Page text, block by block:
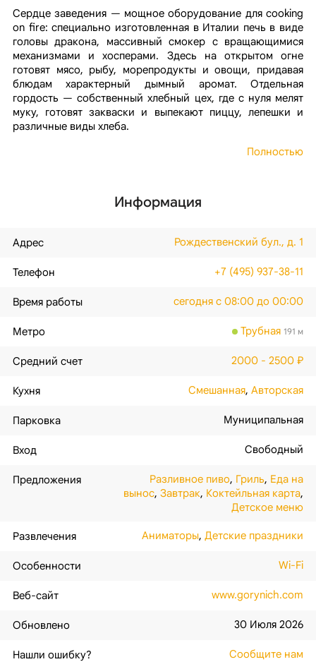
Сердце заведения — мощное оборудование для cooking
on fire: специально изготовленная в Италии печь в виде
головы дракона, массивный смокер с вращающимися
механизмами и хосперами. Здесь на открытом огне
готовят мясо, рыбу, морепродукты и овощи, придавая
блюдам характерный дымный аромат. Отдельная
гордость — собственный хлебный цех, где с нуля мелят
муку, готовят закваски и выпекают пиццу, лепешки и
различные виды хлеба.
Полностью
Информация
Адрес Рождественский бул., д. 1
Телефон +7 (495) 937-38-11
Время работы сегодня с 08:00 до 00:00
Метро Трубная 191 м
Средний счет 2000 - 2500 ₽
Кухня Смешанная,Авторская
Парковка Муниципальная
Вход Свободный
Предложения Разливное пиво, Гриль, Еда на
вынос,Завтрак, Коктейльная карта,
Детское меню
Развлечения Аниматоры,Детские праздники
Особенности Wi-Fi
Веб-сайт www.gorynich.com
Обновлено 30 Июля 2026
Нашли ошибку? Сообщите нам